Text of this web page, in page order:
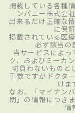
掲載している各種
ンパニー株式会
出来るだけ正確な
に保
掲載されている医
必ず該当の
当サービスによっ
ク、およびミーカ
切負わないものと
手数ですがドクタ
けま
なお、「マイナン
関」の情報につき
情